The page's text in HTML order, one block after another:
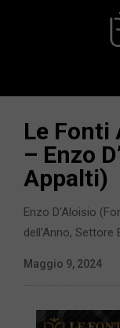
Le Fonti
– Enzo
Appalti)
Enzo D'Aloisio
dell'Anno, Settore
Maggio 9, 2024